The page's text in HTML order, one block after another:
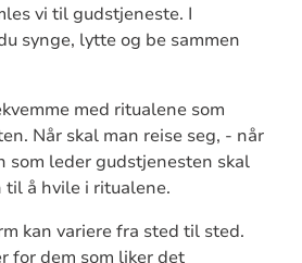
vi til gudstjeneste. I
synge, lytte og be sammen
med ritualene som
Når skal man reise seg, - når
som leder gudstjenesten skal
å hvile i ritualene.
kan variere fra sted til sted.
for dem som liker det